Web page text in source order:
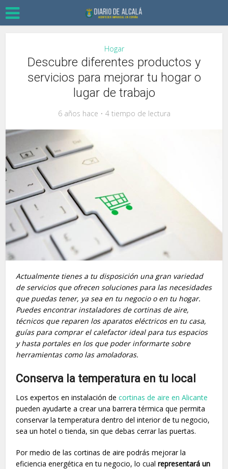
Hogar
Descubre diferentes productos y
servicios para mejorar tu hogar o
lugar de trabajo
6 años hace 4 tiempo de lectura
Actualmente tienes a tu disposición una gran variedad
de servicios que ofrecen soluciones para las necesidades
que puedas tener, ya sea en tu negocio o en tu hogar.
Puedes encontrar instaladores de cortinas de aire,
técnicos que reparen los aparatos eléctricos en tu casa,
guías para comprar el calefactor ideal para tus espacios
y hasta portales en los que poder informarte sobre
herramientas como las amoladoras.
Conserva la temperatura en tu local
Los expertos en instalación decortinas de aire en Alicante
pueden ayudarte a crear una barrera térmica que permita
conservar la temperatura dentro del interior de tu negocio,
sea un hotel o tienda, sin que debas cerrar las puertas.
Por medio de las cortinas de aire podrás mejorar la
eficiencia energética en tu negocio, lo cualrepresentará un